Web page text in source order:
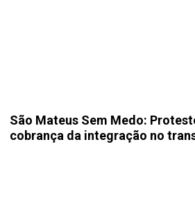
São Mateus Sem Medo:
cobrança da integração no